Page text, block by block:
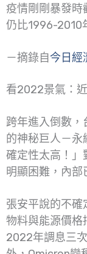
疫情剛剛暴發時
仍比1996-2010
－摘錄自今日經
看2022景氣：
跨年進入倒數，
的神秘巨人－永
確定性太高！
明顯困難，內部
張安平說的不確
物料與能源價格
2022年調息三